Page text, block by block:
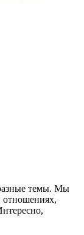
темы. Мы
отношениях,